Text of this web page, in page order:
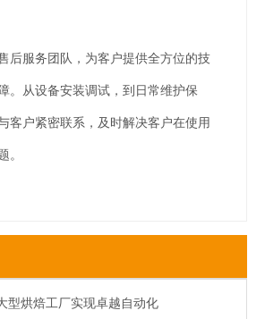
后服务团队，为客户提供全方位的技
。从设备安装调试，到日常维护保
客户紧密联系，及时解决客户在使用
。
型烘焙工厂实现卓越自动化